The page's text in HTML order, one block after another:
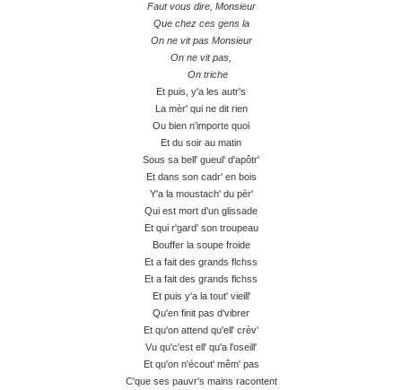
Faut vous dire, Monsieur
Que chez ces gens la
On ne vit pas Monsieur
On ne vit pas,
On triche
Et puis, y'a les autr's
La mèr' qui ne dit rien
Ou bien n'importe quoi
Et du soir au matin
Sous sa bell' gueul' d'apôtr'
Et dans son cadr' en bois
Y'a la moustach' du pèr'
Qui est mort d'un glissade
Et qui r'gard' son troupeau
Bouffer la soupe froide
Et a fait des grands flchss
Et a fait des grands flchss
Et puis y'a la tout' vieill'
Qu'en finit pas d'vibrer
Et qu'on attend qu'ell' crèv'
Vu qu'c'est ell' qu'a l'oseill'
Et qu'on n'écout' mêm' pas
C'que ses pauvr's mains racontent